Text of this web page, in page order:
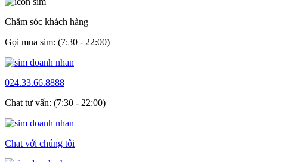
Chăm sóc khách hàng
Gọi mua sim: (7:30 - 22:00)
024.33.66.8888
Chat tư vấn: (7:30 - 22:00)
Chat với chúng tôi